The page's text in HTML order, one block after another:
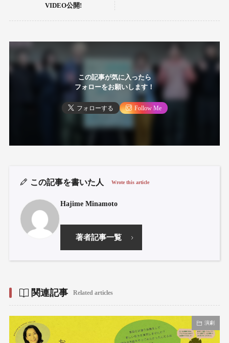
VIDEO公開!
この記事が気に入ったら
フォローをお願いします！
フォローする Follow Me
この記事を書いた人 Wrote this article
Hajime Minamoto
著者記事一覧
関連記事 Related articles
演劇